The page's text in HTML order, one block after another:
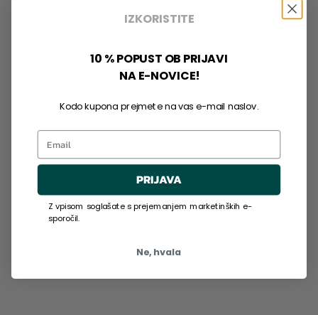
IZKORISTITE
10 % POPUST OB PRIJAVI
NA E-NOVICE!
Kodo kupona prejmete na vas e-mail naslov.
Email
PRIJAVA
Z vpisom soglašate s prejemanjem marketinških e-
sporočil.
Ne, hvala